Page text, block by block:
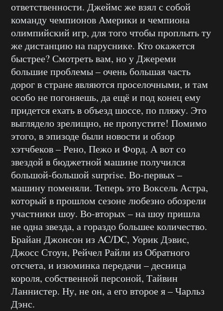
ответственности. Джеймс же взял с собой
команду чемпионов Америки и чемпиона
олимпийский игр, для того чтобы проплыть ту
же дистанцию на паруснике. Кто окажется
быстрее? Смотреть вам, но у Джереми
большие проблемы – очень большая часть
дорог в стране являются проселочными, и там
особо не погоняешь, да ещё и под конец ему
придется ехать в объезд шоссе, по пляжу. Это
выглядело зрелищно, не пропустите! Помимо
этого, в эпизоде были новости и обзор
хэтчбеков – Рено, Пежо и Форд. А вот со
звездой в бюджетной машине получился
большой-большой surprise. Во-первых –
машину поменяли. Теперь это Воксель Астра,
который в прошлом сезоне любезно обозрели
участники шоу. Во-вторых – на шоу пришла
не одна звезда, а гораздо большее количество.
Брайан Джонсон из AC/DC, Уорик Дэвис,
Джосс Стоун, Рейчел Райли из Обратного
отсчета, и изюминка передачи – десница
короля, собственной персоной, Тайвин
Ланнистер. Ну, не он, а его второе я – Чарльз
Дэнс.